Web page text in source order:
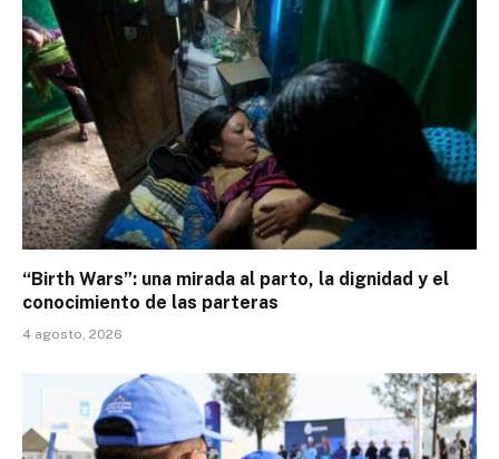
“Birth Wars”: una mirada al parto, la dignidad y el
conocimiento de las parteras
4 agosto, 2026